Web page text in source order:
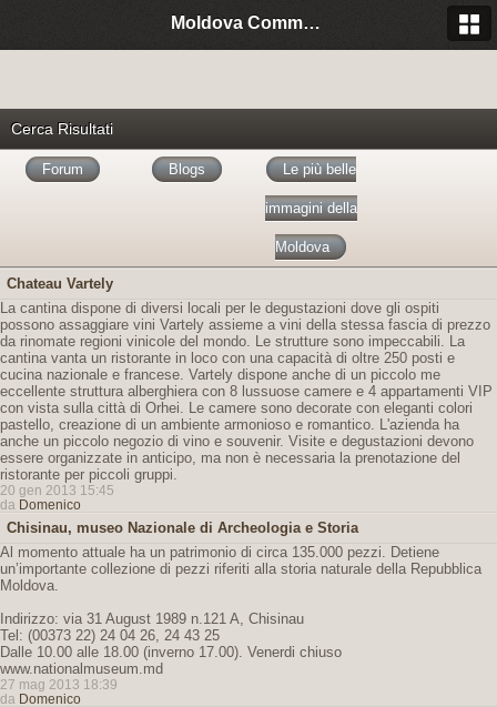
Moldova Community Italia
Cerca Risultati
Forum Blogs Le più belle
immagini della
Moldova
Chateau Vartely
La cantina dispone di diversi locali per le degustazioni dove gli ospiti
possono assaggiare vini Vartely assieme a vini della stessa fascia di prezzo
da rinomate regioni vinicole del mondo. Le strutture sono impeccabili. La
cantina vanta un ristorante in loco con una capacità di oltre 250 posti e
cucina nazionale e francese. Vartely dispone anche di un piccolo me
eccellente struttura alberghiera con 8 lussuose camere e 4 appartamenti VIP
con vista sulla città di Orhei. Le camere sono decorate con eleganti colori
pastello, creazione di un ambiente armonioso e romantico. L'azienda ha
anche un piccolo negozio di vino e souvenir. Visite e degustazioni devono
essere organizzate in anticipo, ma non è necessaria la prenotazione del
ristorante per piccoli gruppi.
20 gen 2013 15:45
da Domenico
Chisinau, museo Nazionale di Archeologia e Storia
Al momento attuale ha un patrimonio di circa 135.000 pezzi. Detiene
un’importante collezione di pezzi riferiti alla storia naturale della Repubblica
Moldova.
Indirizzo: via 31 August 1989 n.121 A, Chisinau
Tel: (00373 22) 24 04 26, 24 43 25
Dalle 10.00 alle 18.00 (inverno 17.00). Venerdi chiuso
www.nationalmuseum.md
27 mag 2013 18:39
da Domenico